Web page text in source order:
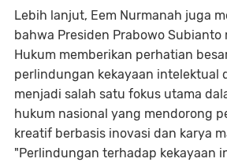
Lebih lanjut, Eem Nurmanah juga
bahwa Presiden Prabowo Subianto
Hukum memberikan perhatian
perlindungan kekayaan intelektual
menjadi salah satu fokus utama
hukum nasional yang mendorong
kreatif berbasis inovasi dan karya
"Perlindungan terhadap kekayaan